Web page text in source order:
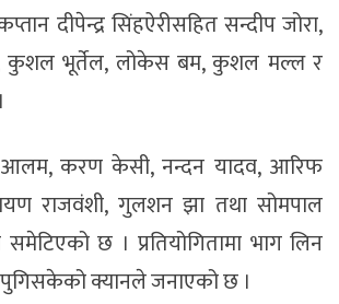
दीपेन्द्र सिंहऐरीसहित सन्दीप जोरा,
कुशल भूर्तेल, लोकेस बम, कुशल मल्ल र
करण केसी, नन्दन यादव, आरिफ
राजवंशी, गुलशन झा तथा सोमपाल
समेटिएको छ । प्रतियोगितामा भाग लिन
क्यानले जनाएको छ ।